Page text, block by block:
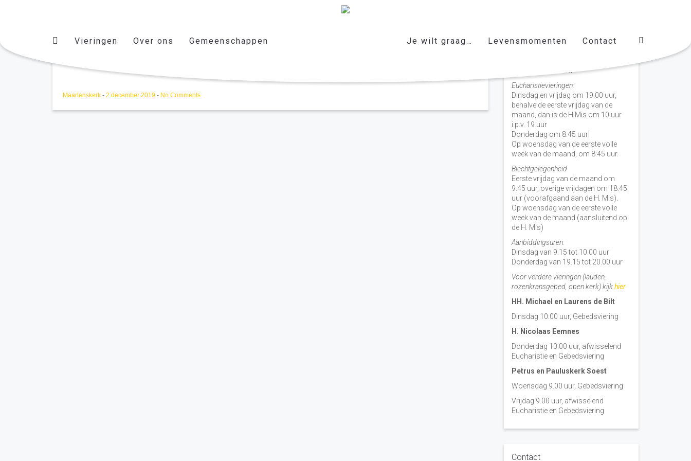
Vieringen Over ons Gemeenschappen Je wilt graag… Levensmomenten Contact
Maartenskerk - 2 december 2019 - No Comments
Vieringen door de week
H. Nicolaas Baarn
Eucharistievieringen:
Dinsdag en vrijdag om 19.00 uur,
behalve de eerste vrijdag van de
maand, dan is de H Mis om 10 uur
i.p.v. 19 uur
Donderdag om 8.45 uur|
Op woensdag van de eerste volle
week van de maand, om 8:45 uur.
Biechtgelegenheid
Eerste vrijdag van de maand om
9.45 uur, overige vrijdagen om 18.45
uur (voorafgaand aan de H. Mis).
Op woensdag van de eerste volle
week van de maand (aansluitend op
de H. Mis)
Aanbiddingsuren:
Dinsdag van 9.15 tot 10.00 uur
Donderdag van 19.15 tot 20.00 uur
Voor verdere vieringen (lauden,
rozenkransgebed, open kerk) kijkhier
HH. Michael en Laurens de Bilt
Dinsdag 10:00 uur, Gebedsviering
H. Nicolaas Eemnes
Donderdag 10.00 uur, afwisselend
Eucharistie en Gebedsviering
Petrus en Pauluskerk Soest
Woensdag 9.00 uur, Gebedsviering
Vrijdag 9.00 uur, afwisselend
Eucharistie en Gebedsviering
Contact